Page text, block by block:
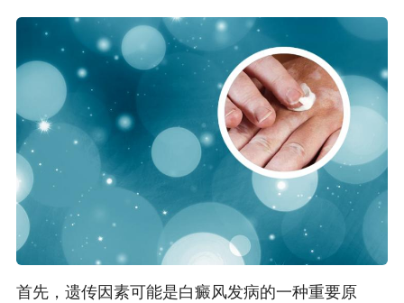
首先，遗传因素可能是白癜风发病的一种重要原